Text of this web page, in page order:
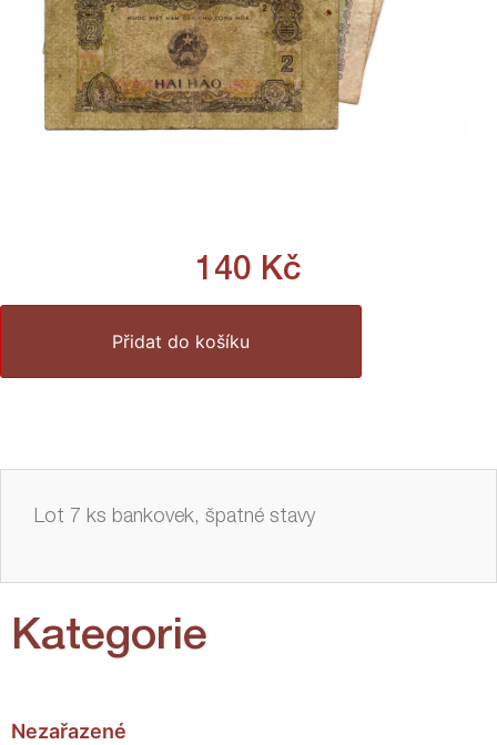
Kategorie
Nezařazené
140 Kč
Přidat do košíku
Lot 7 ks bankovek, špatné stavy